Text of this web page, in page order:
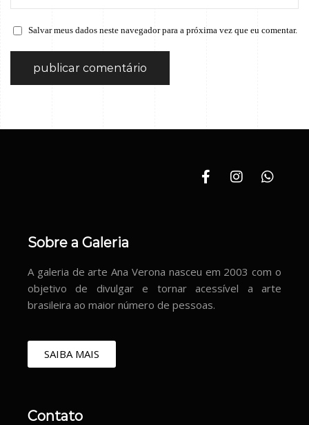
Salvar meus dados neste navegador para a próxima vez que eu comentar.
Sobre a Galeria
A galeria de arte Ana Verona nasceu em 2003 com o
objetivo de divulgar e tornar acessível a arte
brasileira ao maior número de pessoas.
SAIBA MAIS
Contato